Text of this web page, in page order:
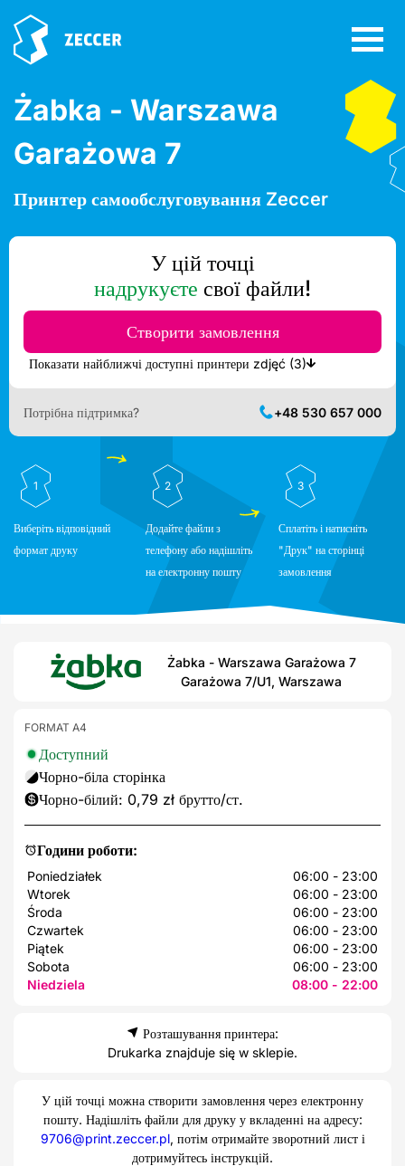
Żabka - Warszawa
Garażowa 7
Принтер самообслуговування Zeccer
У цій точці
надрукуєте свої файли!
Створити замовлення
Показати найближчі доступні принтери zdjęć (3)
Потрібна підтримка? +48 530 657 000
1
Виберіть відповідний
формат друку
2
Додайте файли з
телефону або надішліть
на електронну пошту
3
Сплатіть і натисніть
"Друк" на сторінці
замовлення
Żabka - Warszawa Garażowa 7
Garażowa 7/U1, Warszawa
Години роботи:
Poniedziałek
06:00 - 23:00
Wtorek
06:00 - 23:00
Środa
06:00 - 23:00
Czwartek
06:00 - 23:00
Piątek
06:00 - 23:00
Sobota
06:00 - 23:00
Niedziela
08:00 - 22:00
FORMAT A4
Доступний
Чорно-біла сторінка
Чорно-білий: 0,79 zł брутто/ст.
Розташування принтера:
Drukarka znajduje się w sklepie.
У цій точці можна створити замовлення через електронну
пошту. Надішліть файли для друку у вкладенні на адресу:
9706@print.zeccer.pl, потім отримайте зворотний лист і
дотримуйтесь інструкцій.